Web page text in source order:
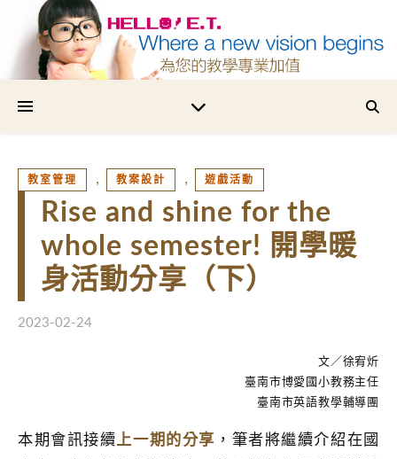
為您的教學專業加值
教室管理 , 教案設計 , 遊戲活動
Rise and shine for the
whole semester! 開學暖
身活動分享（下）
2023-02-24
文／徐宥炘
臺南市博愛國小教務主任
臺南市英語教學輔導團
本期會訊接續上一期的分享 ，筆者將繼續介紹在國